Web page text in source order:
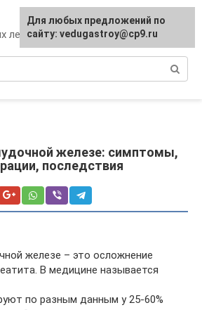
лечение и профилактика
железе: симптомы,
последствия
железе – это осложнение
В медицине называется
по разным данным у 25-60%
Для любых предложений по
сайту: vedugastroy@cp9.ru